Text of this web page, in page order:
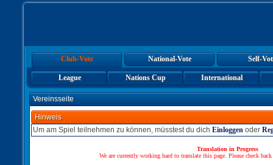
Club-Vote National-Vote Self-
League Nations Cup International
Vereinsseite
Hinweis
Um am Spiel teilnehmen zu können, müsstest du dich Einloggen oder
Translation in Progress
We are currently working hard to translate this page. Please check